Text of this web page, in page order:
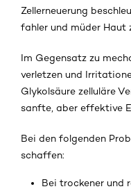
Zellerneuerung
fahler und müder Haut
Im Gegensatz zu
verletzen und
Glykolsäure zelluläre
sanfte, aber effektive
Bei den folgenden
schaffen:
Bei trockener und